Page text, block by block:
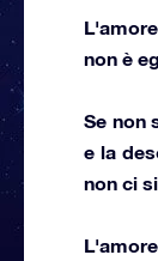
non è
Se non
e la
non ci